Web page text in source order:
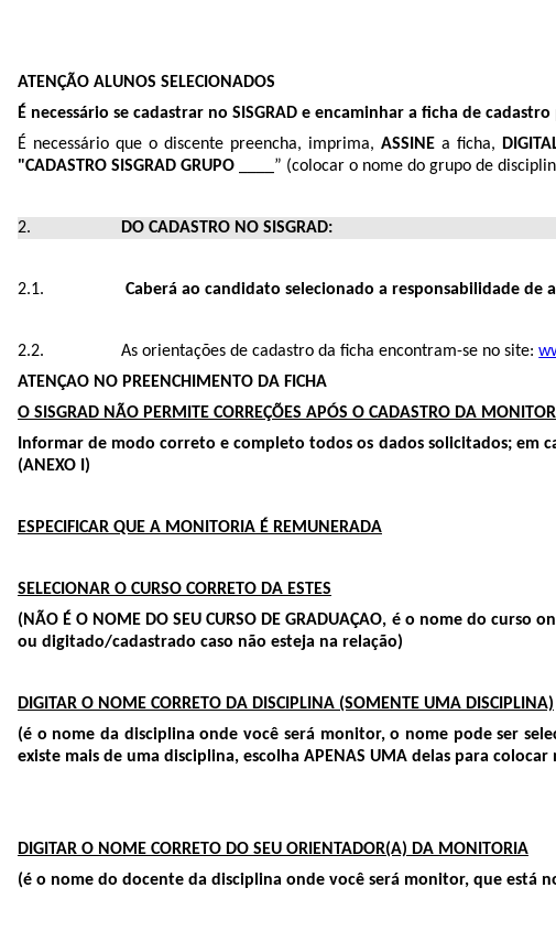
ATENÇÃO ALUNOS SELECIONADOS
É necessário se cadastrar no SISGRAD e encaminhar a ficha de
É necessário que o discente preencha, imprima,ASSINE a ficha,
"CADASTRO SISGRAD GRUPO ____” (colocar o nome do grupo de
DO CADASTRO NO SISGRAD:
Caberá ao candidato selecionado a responsabilidade de
As orientações de cadastro da ficha encontram-se no site:
ATENÇAO NO PREENCHIMENTO DA FICHA
O SISGRAD NÃO PERMITE CORREÇÕES APÓS O CADASTRO DA
Informar de modo correto e completo todos os dados solicitados; em
(ANEXO I)
ESPECIFICAR QUE A MONITORIA É REMUNERADA
SELECIONAR O CURSO CORRETO DA ESTES
(NÃO É O NOME DO SEU CURSO DE GRADUAÇAO, é o nome do
ou digitado/cadastrado caso não esteja na relação)
DIGITAR O NOME CORRETO DA DISCIPLINA (SOMENTE UMA DISCIPLINA)
(é o nome da disciplina onde você será monitor, o nome pode ser
existe mais de uma disciplina, escolha APENAS UMA delas para
DIGITAR O NOME CORRETO DO SEU ORIENTADOR(A) DA MONITORIA
(é o nome do docente da disciplina onde você será monitor, que está